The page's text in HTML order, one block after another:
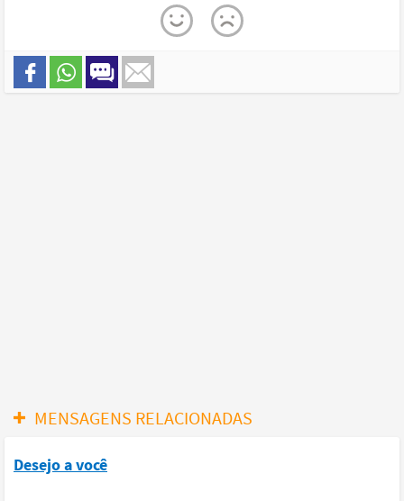
MENSAGENS RELACIONADAS
Desejo a você